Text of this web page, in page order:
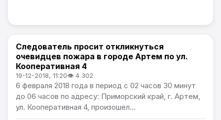
Сообщения о ЧС и погодных явлениях. / Розыск
Следователь просит откликнуться
очевидцев пожара в городе Артем по ул.
Кооперативная 4
19-12-2018, 11:20👁 4 302
6 февраля 2018 года в период с 02 часов 30 минут
до 06 часов по адресу: Приморский край, г. Артем,
ул. Кооперативная 4, произошел...